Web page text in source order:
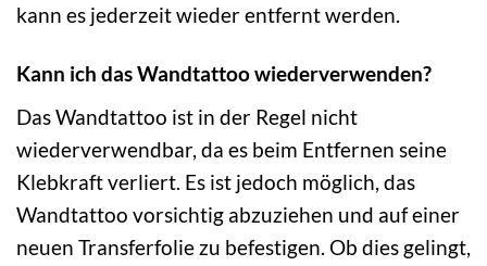
kann es jederzeit wieder entfernt werden.
Kann ich das Wandtattoo wiederverwenden?
Das Wandtattoo ist in der Regel nicht
wiederverwendbar, da es beim Entfernen seine
Klebkraft verliert. Es ist jedoch möglich, das
Wandtattoo vorsichtig abzuziehen und auf einer
neuen Transferfolie zu befestigen. Ob dies gelingt,